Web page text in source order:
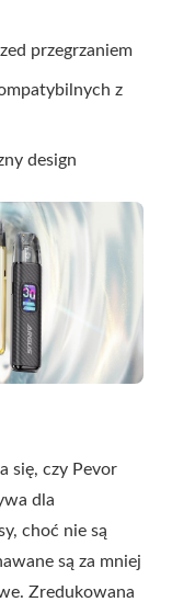
przegrzaniem
z
design
się, czy Pevor
dla
choć nie są
są za mniej
Zredukowana